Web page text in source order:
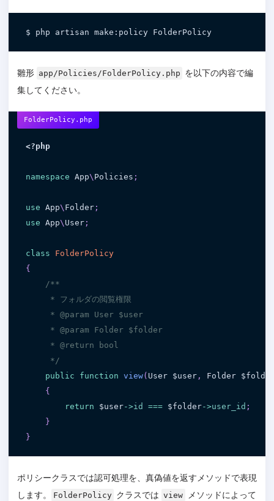
$ php artisan make:policy FolderPolicy
雛形 app/Policies/FolderPolicy.php を以下の内容で編
集してください。
FolderPolicy.php
<?php
namespace App\ Policies ;
use App\ Folder ;
use App\ User ;
class
FolderPolicy
{
/**
     * フォルダの閲覧権限
     * @param User $user
     * @param Folder $folder
     * @return bool
     */
public
function view( User $user , Folder
{
return
$user->id === $folder->user_id ;
}
}
ポリシークラスでは認可処理を、真偽値を返すメソッドで表現
します。
FolderPolicy クラスでは view
メソッドによって